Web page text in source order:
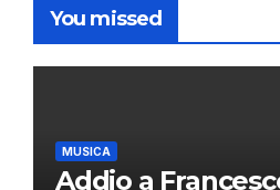
You missed
MUSICA
Addio a